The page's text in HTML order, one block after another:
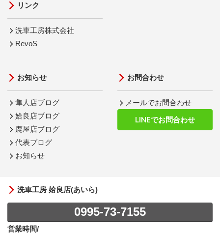
リンク
洗車工房株式会社
RevoS
お知らせ
隼人店ブログ
姶良店ブログ
鹿屋店ブログ
代表ブログ
お知らせ
お問合わせ
メールでお問合わせ
LINEでお問合わせ
洗車工房 姶良店(あいら)
0995-73-7155
営業時間/